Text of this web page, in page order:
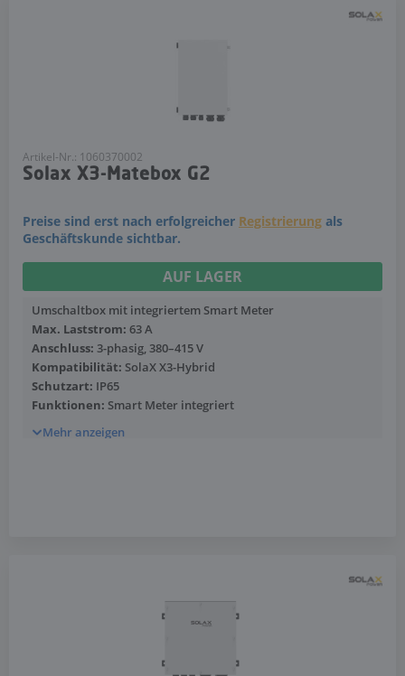
Artikel-Nr.: 1060370002
Solax X3-Matebox G2
Preise sind erst nach erfolgreicher Registrierung als
Geschäftskunde sichtbar.
AUF LAGER
Umschaltbox mit integriertem Smart Meter
Max. Laststrom: 63 A
Anschluss: 3-phasig, 380–415 V
Kompatibilität: SolaX X3-Hybrid
Schutzart: IP65
Funktionen: Smart Meter integriert
Mehr anzeigen